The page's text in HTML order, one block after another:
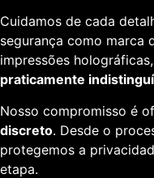
Cuidamos de cada
segurança como marca
impressões holográficas,
praticamente
Nosso compromisso é
discreto. Desde o
protegemos a
etapa.